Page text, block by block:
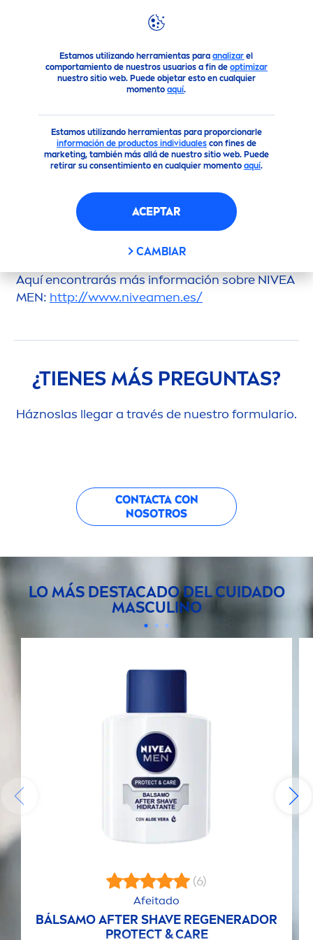
Estamos utilizando herramientas paraanalizar el
comportamiento de nuestros usuarios a fin de optimizar
nuestro sitio web. Puede objetar esto en cualquier
momentoaquí.
Estamos utilizando herramientas para proporcionarle
información de productos individualescon fines de
marketing, también más allá de nuestro sitio web. Puede
retirar su consentimiento en cualquier momento aquí.
ACEPTAR
CAMBIAR
mendaciones FAQ ¿Tienes preguntas acerca de
¿TIENES PREGUNTAS
ACERCA DENIVEA MEN?
AQUÍ ENCONTRARÁS LAS RESPUESTAS A
LAS PREGUNTAS MÁS
GAMA DE CUIDADO MASCULINO?
Aquí encontrarás más información sobreNIVEA
MEN: http://www.niveamen.es/
¿TIENES MÁS PREGUNTAS?
Háznoslas llegar a través de nuestro formulario.
CONTACTA CON
NOSOTROS
LO MÁS DESTACADO DEL CUIDADO
MASCULINO
(6)
Afeitado
BÁLSAMO AFTER SHAVE REGENERADOR
PROTECT&CARE